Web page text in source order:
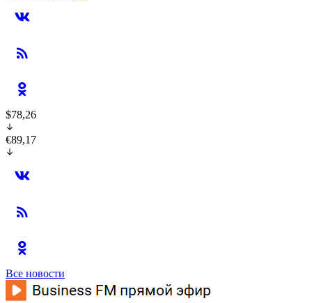
$78,26
€89,17
Все новости